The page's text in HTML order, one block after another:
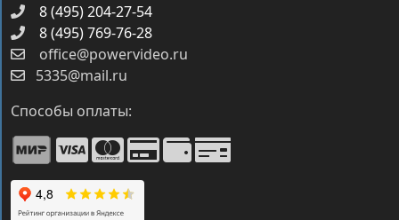
8 (495) 204-27-54
8 (495) 769-76-28
office@powervideo.ru
5335@mail.ru
Способы оплаты: